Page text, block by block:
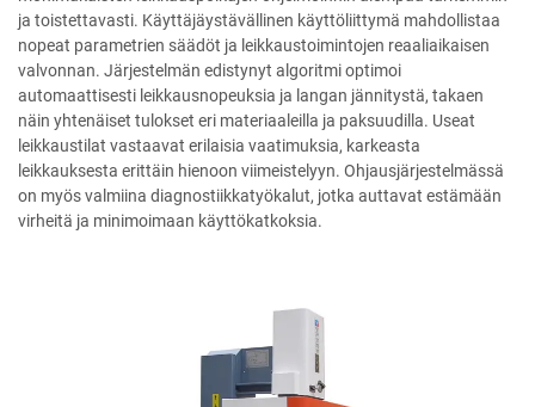
ja toistettavasti. Käyttäjäystävällinen käyttöliittymä mahdollistaa
nopeat parametrien säädöt ja leikkaustoimintojen reaaliaikaisen
valvonnan. Järjestelmän edistynyt algoritmi optimoi
automaattisesti leikkausnopeuksia ja langan jännitystä, takaen
näin yhtenäiset tulokset eri materiaaleilla ja paksuudilla. Useat
leikkaustilat vastaavat erilaisia vaatimuksia, karkeasta
leikkauksesta erittäin hienoon viimeistelyyn. Ohjausjärjestelmässä
on myös valmiina diagnostiikkatyökalut, jotka auttavat estämään
virheitä ja minimoimaan käyttökatkoksia.